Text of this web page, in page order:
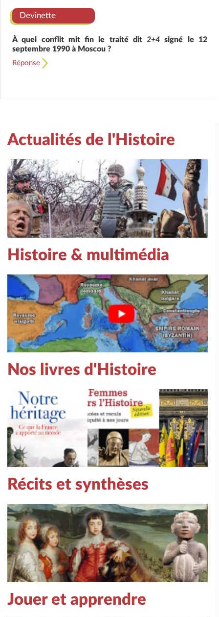
Devinette
À quel conflit mit fin le traité dit2+4 signé le 12
septembre 1990 à Moscou ?
Réponse
Actualités de l'Histoire
Histoire & multimédia
Nos livres d'Histoire
Récits et synthèses
Jouer et apprendre